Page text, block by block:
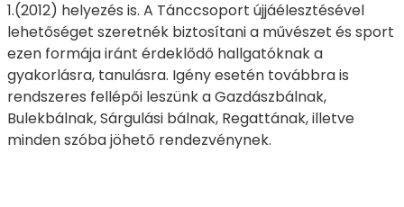
1.(2012) helyezés is. A Tánccsoport újjáélesztésével
lehetőséget szeretnék biztosítani a művészet és sport
ezen formája iránt érdeklődő hallgatóknak a
gyakorlásra, tanulásra. Igény esetén továbbra is
rendszeres fellépői leszünk a Gazdászbálnak,
Bulekbálnak, Sárgulási bálnak, Regattának, illetve
minden szóba jöhető rendezvénynek.